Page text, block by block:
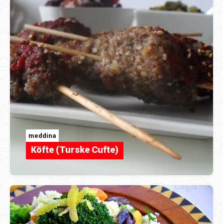
meddina
Köfte (Turske Cufte)